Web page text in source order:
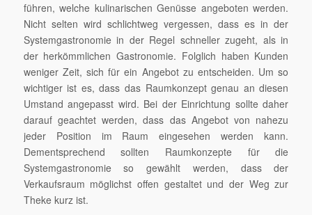
führen, welche kulinarischen Genüsse angeboten werden.
Nicht selten wird schlichtweg vergessen, dass es in der
Systemgastronomie in der Regel schneller zugeht, als in
der herkömmlichen Gastronomie. Folglich haben Kunden
weniger Zeit, sich für ein Angebot zu entscheiden. Um so
wichtiger ist es, dass das Raumkonzept genau an diesen
Umstand angepasst wird. Bei der Einrichtung sollte daher
darauf geachtet werden, dass das Angebot von nahezu
jeder Position im Raum eingesehen werden kann.
Dementsprechend sollten Raumkonzepte für die
Systemgastronomie so gewählt werden, dass der
Verkaufsraum möglichst offen gestaltet und der Weg zur
Theke kurz ist.